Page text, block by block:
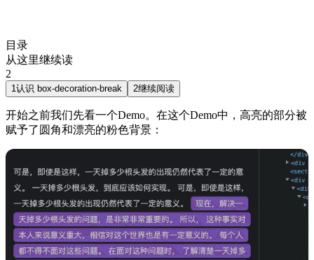
目录
从这里继续读
2
1认识 box-decoration-break 2继续阅读
开始之前我们先看一个Demo。在这个Demo中，高亮的部分被
赋予了圆角和漂亮的粉色背景：